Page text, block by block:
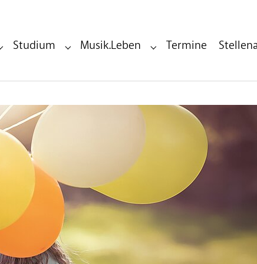
Submenu for "Bildungseinrichtung"
Submenu for "Studium"Submenu for "Musik.Leben"